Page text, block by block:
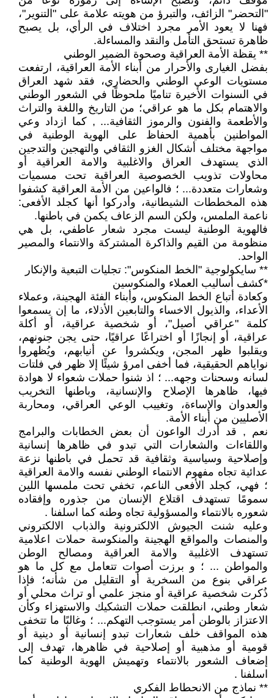
"التحضر" الزائف، والتبرؤ من هويته علامة على "التنوير"،
فهنا لا يعود الأمر مجرد اختلاف في الرأي، بل يصبح
ظاهرة تستحق التأمل والنقد والمساءلة.
** يقظة الأمة العراقية وصحوة الضمير الوطني
بفضل الغيارى والأحرار من أبناء الأمة العراقية، ارتفعت
مستويات الوعي الوطني والحضاري، فقد شهد العراق
في السنوات الأخيرة تناميًا ملحوظًا في الشعور الوطني
والاهتمام بكل ما هو عراقي؛ من التاريخ واللغة والتراث
والأطعمة والفنون والرموز الثقافية... , كما ازداد وعي
المواطنين بأهمية الحفاظ على الهوية الوطنية في
مواجهة مختلف أشكال الغزو الثقافي والتهجين والتدجين
الذي يستهدف العراق والاغلبية والامة العراقية أو
محاولات تذويب الخصوصية العراقية تحت مسميات
وشعارات متعددة... ؛ فالواعين من الأمة العراقية كشفوا
هذه المخططات الشيطانية، وأدركوا أنها كجلد الأفعى:
ناعمة الملمس، ولكن السم الزعاف يكمن في باطنها.
فالهوية الوطنية ليست مجرد شعار عاطفي، بل هي
منظومة من القيم والذاكرة المشتركة والانتماء والمصير
الواحد.
** سايكولوجية "الخط المنكوس": تجليات التبعية والإنكار
*كشف أساليب العملاء والمنكوسين
وكعادة أتباع الخط المنكوس، وأبناء الفئة الهجينة، وعملاء
الأعداء، والذيول الاخساء والتابعين الأذلاء، ما إن يسمعوا
كلمة "عراقي أصيل"، أو شخصية عراقية، أو أكلة
عراقية، أو إنجازًا أو اختراعًا عراقيًا، حتى يجن جنونهم،
ويقلبوا ظهر المجن، ويكشروا عن أنيابهم، ويُظهروا
نواياهم الحقيقية، فما أخفى امرؤ شيئًا إلا ظهر في فلتات
لسانه وسحنات وجهه... ؛ اذ شنوا حملات شعواء لا هوادة
فيها، ظاهرها الإصلاح والإنسانية، وباطنها التخريب
والعدوان والإساءة، وتغييب الوعي العراقي، ومحاربة
الأصليين من أبناء الأمة.
نعم , قد أدرك الواعون أن بعض الخطابات والبرامج
واللقاءات والشعارات التي تبدو في ظاهرها إنسانية
وإصلاحية وسياسية وثقافية قد تحمل في باطنها نزعة
عدائية تجاه مفهوم الانتماء الوطني نفسه والامة العراقية
؛ فهي، كجلد الأفعى الناعم، تخفي تحت ملمسها اللين
سمومًا تستهدف اقتلاع الإنسان من جذوره وإفقاده
شعوره بالانتماء والمسؤولية تجاه وطنه كما اسلفنا .
وعليه شنت الجيوش الالكترونية والذباب الالكتروني
والمنصات والمواقع الهجينة والمنكوسة حملات اعلامية
تستهدف الاغلبية والامة العراقية ومصالح الوطن
والمواطن ... ؛ و برزت أصوات تتعامل مع كل ما هو
عراقي بنوع من السخرية أو التقليل من شأنه؛ فإذا
ذُكرت شخصية عراقية أو منجز علمي أو تراث محلي أو
شعار وطني، انطلقت حملات التشكيك والاستهزاء وكأن
الاعتزاز بالوطن أمر يستوجب التهكم... ؛ وغالبًا ما تتخفى
هذه المواقف خلف شعارات تبدو إنسانية أو دينية أو
قومية أو مذهبية أو إصلاحية في ظاهرها، تهدف إلى
إضعاف الشعور بالانتماء وتهميش الهوية الوطنية كما
اسلفنا .
** نماذج من الانحطاط الفكري